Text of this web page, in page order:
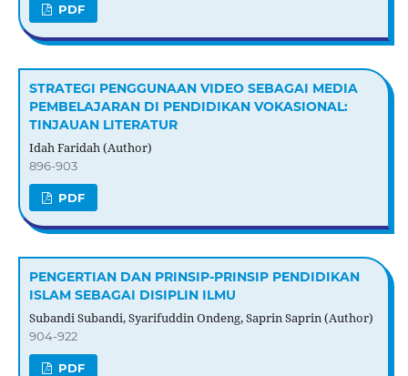
PDF
STRATEGI PENGGUNAAN VIDEO SEBAGAI MEDIA
PEMBELAJARAN DI PENDIDIKAN VOKASIONAL:
TINJAUAN LITERATUR
Idah Faridah (Author)
896-903
PDF
PENGERTIAN DAN PRINSIP-PRINSIP PENDIDIKAN
ISLAM SEBAGAI DISIPLIN ILMU
Subandi Subandi, Syarifuddin Ondeng, Saprin Saprin (Author)
904-922
PDF